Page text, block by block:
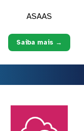
ASAAS
Saiba mais →